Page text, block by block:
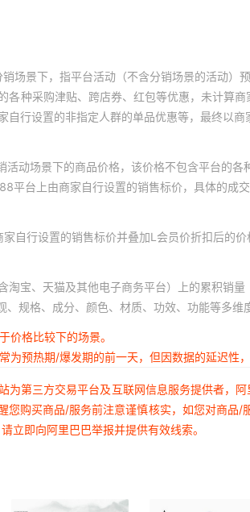
销场景下，指平台活动（不含分销场景的活动
各种采购津贴、跨店券、红包等优惠，未计算
自行设置的非指定人群的单品优惠等，最终以
活动场景下的商品价格，该价格不包含平台的
平台上由商家自行设置的销售标价，具体的成
自行设置的销售标价并叠加L会员价折扣后的价
淘宝、天猫及其他电子商务平台）上的累积销量
、规格、成分、颜色、材质、功效、功能等多
价格比较下的场景。
为预热期/爆发期的前一天，但因数据的延迟性
为第三方交易平台及互联网信息服务提供者，
您购买商品/服务前注意谨慎核实，如您对商品
立即向阿里巴巴举报并提供有效线索。